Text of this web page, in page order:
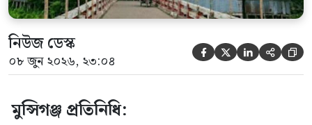
নিউজ ডেস্ক
০৮ জুন ২০২৬, ২৩:০৪     
মুন্সিগঞ্জ প্রতিনিধি: